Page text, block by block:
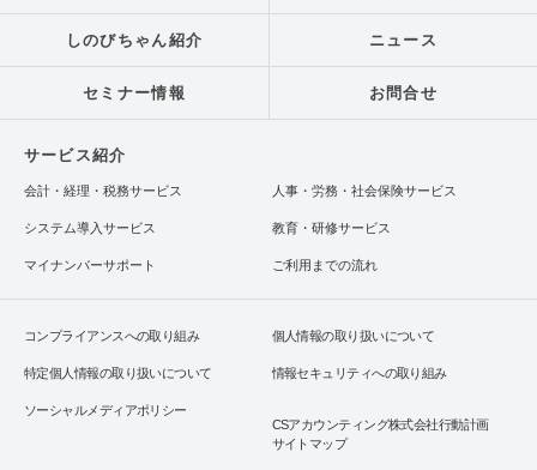
しのびちゃん紹介 ニュース
セミナー情報 お問合せ
サービス紹介
会計・経理・税務サービス 人事・労務・社会保険サービス
システム導入サービス 教育・研修サービス
マイナンバーサポート ご利用までの流れ
コンプライアンスへの取り組み 個人情報の取り扱いについて
特定個人情報の取り扱いについて 情報セキュリティへの取り組み
ソーシャルメディアポリシー
CSアカウンティング株式会社行動計画
サイトマップ